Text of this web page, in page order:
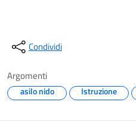
Condividi
Argomenti
asilo nido Istruzione